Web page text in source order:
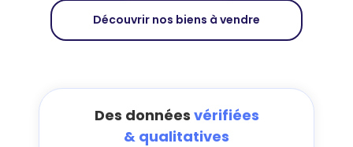
Découvrir nos biens à vendre
Des données vérifiées
& qualitatives